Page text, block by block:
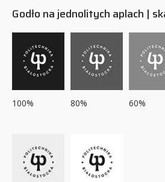
Godło na jednolitych aplach |
100% 80% 60%